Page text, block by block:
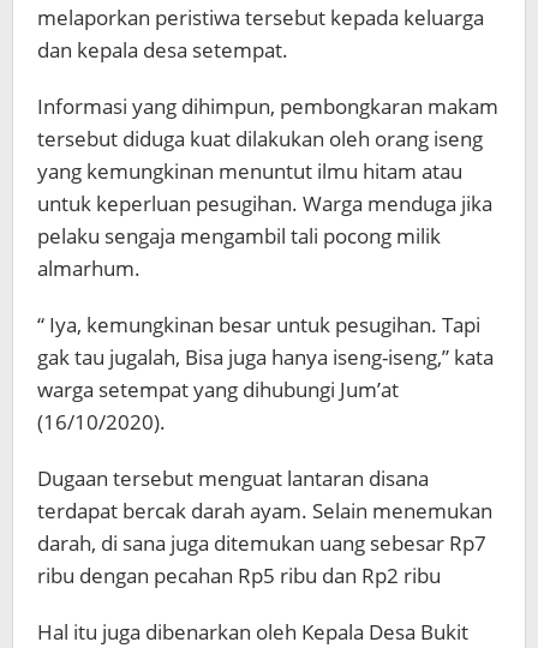
melaporkan peristiwa tersebut kepada keluarga
dan kepala desa setempat.
Informasi yang dihimpun, pembongkaran makam
tersebut diduga kuat dilakukan oleh orang iseng
yang kemungkinan menuntut ilmu hitam atau
untuk keperluan pesugihan. Warga menduga jika
pelaku sengaja mengambil tali pocong milik
almarhum.
“ Iya, kemungkinan besar untuk pesugihan. Tapi
gak tau jugalah, Bisa juga hanya iseng-iseng,” kata
warga setempat yang dihubungi Jum’at
(16/10/2020).
Dugaan tersebut menguat lantaran disana
terdapat bercak darah ayam. Selain menemukan
darah, di sana juga ditemukan uang sebesar Rp7
ribu dengan pecahan Rp5 ribu dan Rp2 ribu
Hal itu juga dibenarkan oleh Kepala Desa Bukit